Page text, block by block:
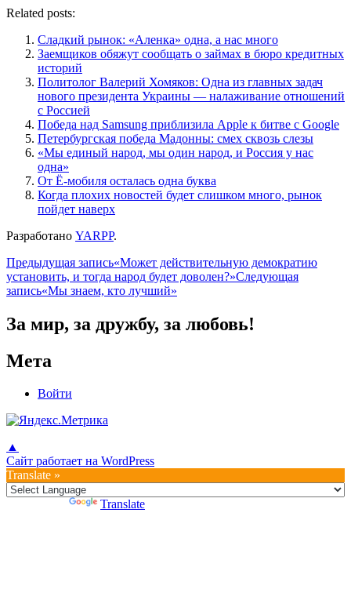
Related posts:
Сладкий рынок: «Аленка» одна, а нас много
Заемщиков обяжут сообщать о займах в бюро кредитных
историй
Политолог Валерий Хомяков: Одна из главных задач
нового президента Украины — налаживание отношений
с Россией
Победа над Samsung приблизила Apple к битве с Google
Петербургская победа Мадонны: смех сквозь слезы
«Мы единый народ, мы один народ, и Россия у нас
одна»
От Ё-мобиля осталась одна буква
Когда плохих новостей будет слишком много, рынок
пойдет наверх
Разработано YARPP.
Навигация
по
Предыдущая запись«Может действительную демократию
установить, и тогда народ будет доволен?»Следующая
запись«Мы знаем, кто лучший»
За мир, за дружбу, за любовь!
Мета
Войти
▲
Сайт работает на WordPress
Translate »
Translate